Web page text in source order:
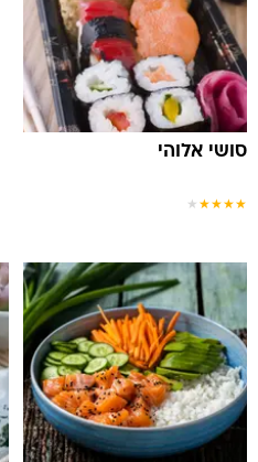
סושי אלוהי
★
★
★
★
★